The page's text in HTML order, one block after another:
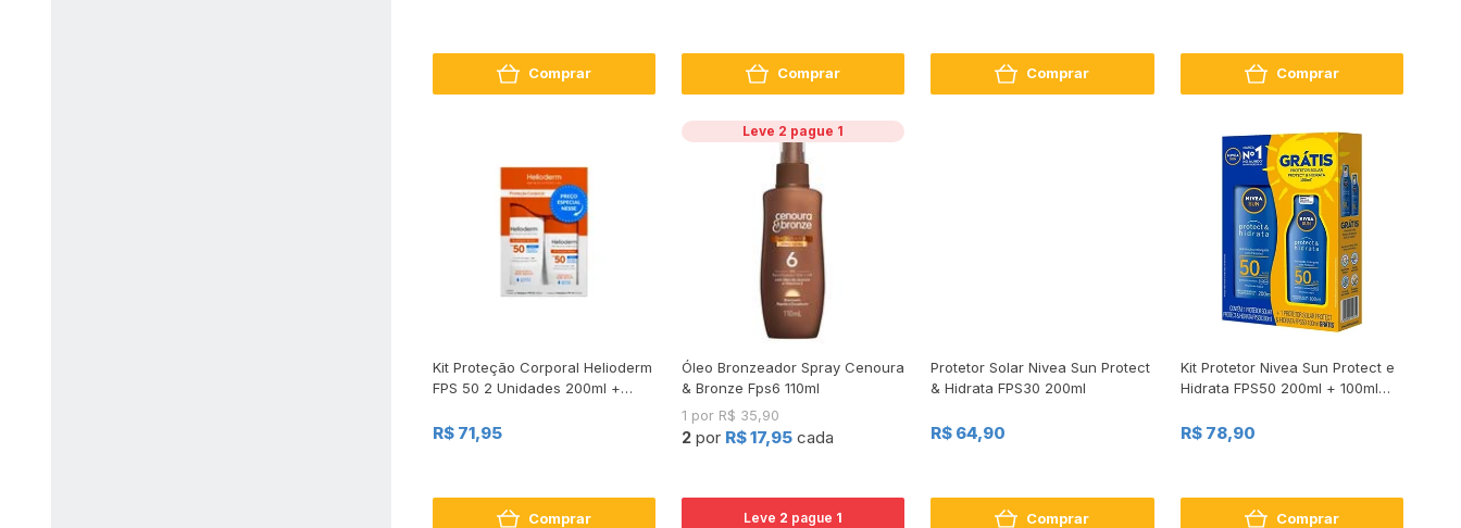
Comprar Comprar Comprar Comprar
Kit Proteção Corporal Helioderm
FPS 50 2 Unidades 200ml +
R$ 71,95
Comprar
Leve 2 pague 1
Óleo Bronzeador Spray Cenoura
& Bronze Fps6 110ml
1 por R$ 35,90
2por R$ 17,95cada
Leve 2 pague 1
Protetor Solar Nivea Sun Protect
& Hidrata FPS30 200ml
R$ 64,90
Comprar
Kit Protetor Nivea Sun Protect e
Hidrata FPS50 200ml + 100ml
R$ 78,90
Comprar